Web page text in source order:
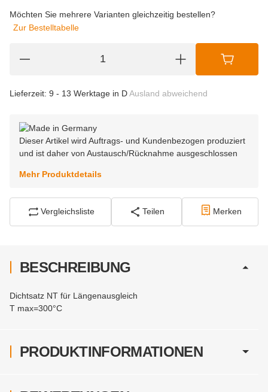
Möchten Sie mehrere Varianten gleichzeitig bestellen?
Zur Bestelltabelle
Lieferzeit: 9 - 13 Werktage in DAusland abweichend
Dieser Artikel wird Auftrags- und Kundenbezogen produziert
und ist daher von Austausch/Rücknahme ausgeschlossen
Mehr Produktdetails
Vergleichsliste Teilen Merken
PRODUKTINFORMATIONEN
BESCHREIBUNG
Dichtsatz NT für Längenausgleich
T max=300°C